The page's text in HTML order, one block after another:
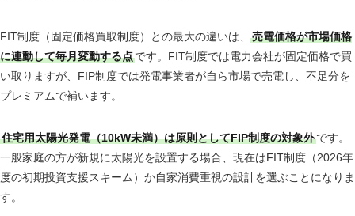
FIT制度（固定価格買取制度）との最大の違いは、
売電価格が市場価格
に連動して毎月変動する点です。FIT制度では電力会社が固定価格で買
い取りますが、FIP制度では発電事業者が自ら市場で売電し、不足分を
プレミアムで補います。
住宅用太陽光発電（10kW未満）は原則としてFIP制度の対象外です。
一般家庭の方が新規に太陽光を設置する場合、現在はFIT制度（2026年
度の初期投資支援スキーム）か自家消費重視の設計を選ぶことになりま
す。